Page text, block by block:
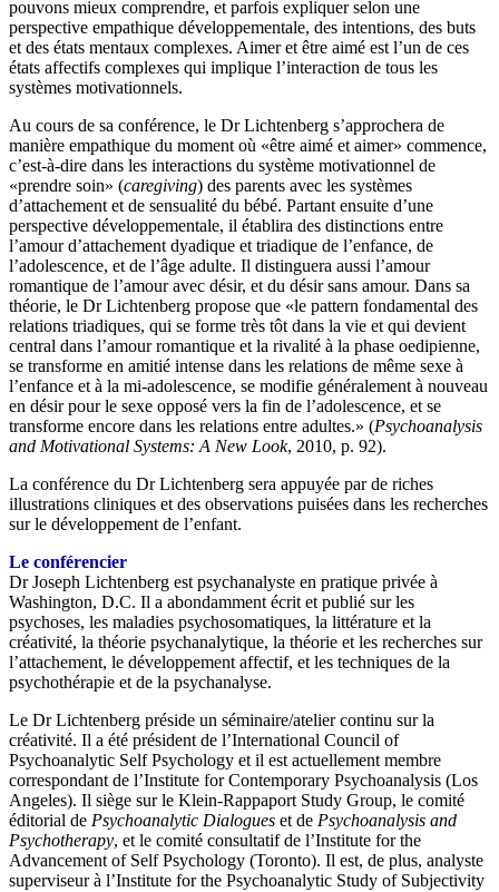
pouvons mieux comprendre, et parfois expliquer selon une
perspective empathique développementale, des intentions, des buts
et des états mentaux complexes. Aimer et être aimé est l’un de ces
états affectifs complexes qui implique l’interaction de tous les
systèmes motivationnels.
Au cours de sa conférence, le Dr Lichtenberg s’approchera de
manière empathique du moment où «être aimé et aimer» commence,
c’est-à-dire dans les interactions du système motivationnel de
«prendre soin» (caregiving) des parents avec les systèmes
d’attachement et de sensualité du bébé. Partant ensuite d’une
perspective développementale, il établira des distinctions entre
l’amour d’attachement dyadique et triadique de l’enfance, de
l’adolescence, et de l’âge adulte. Il distinguera aussi l’amour
romantique de l’amour avec désir, et du désir sans amour. Dans sa
théorie, le Dr Lichtenberg propose que «le pattern fondamental des
relations triadiques, qui se forme très tôt dans la vie et qui devient
central dans l’amour romantique et la rivalité à la phase oedipienne,
se transforme en amitié intense dans les relations de même sexe à
l’enfance et à la mi-adolescence, se modifie généralement à nouveau
en désir pour le sexe opposé vers la fin de l’adolescence, et se
transforme encore dans les relations entre adultes.» (Psychoanalysis
and Motivational Systems: A New Look, 2010, p. 92).
La conférence du Dr Lichtenberg sera appuyée par de riches
illustrations cliniques et des observations puisées dans les recherches
sur le développement de l’enfant.
Le conférencier
Dr Joseph Lichtenberg est psychanalyste en pratique privée à
Washington, D.C. Il a abondamment écrit et publié sur les
psychoses, les maladies psychosomatiques, la littérature et la
créativité, la théorie psychanalytique, la théorie et les recherches sur
l’attachement, le développement affectif, et les techniques de la
psychothérapie et de la psychanalyse.
Le Dr Lichtenberg préside un séminaire/atelier continu sur la
créativité. Il a été président de l’International Council of
Psychoanalytic Self Psychology et il est actuellement membre
correspondant de l’Institute for Contemporary Psychoanalysis (Los
Angeles). Il siège sur le Klein-Rappaport Study Group, le comité
éditorial de Psychoanalytic Dialogues et de Psychoanalysis and
Psychotherapy, et le comité consultatif de l’Institute for the
Advancement of Self Psychology (Toronto). Il est, de plus, analyste
superviseur à l’Institute for the Psychoanalytic Study of Subjectivity